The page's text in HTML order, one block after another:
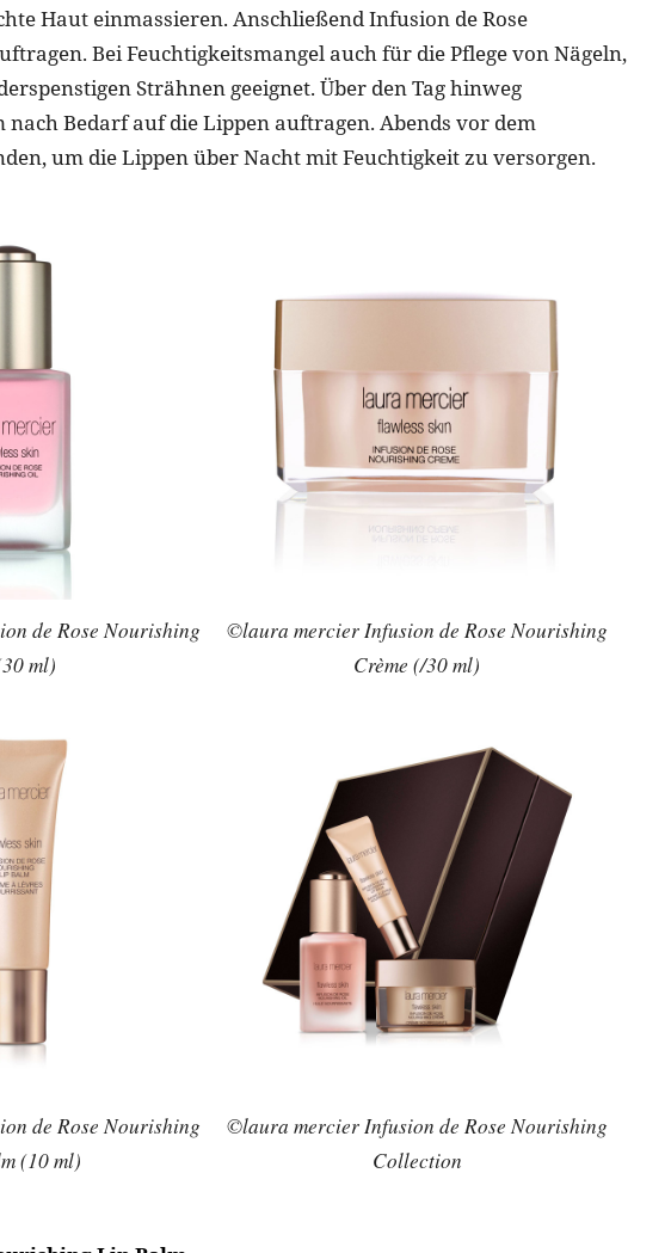
Haut einmassieren. Anschließend Infusion de Rose
Bei Feuchtigkeitsmangel auch für die Pflege von Nägeln,
Strähnen geeignet. Über den Tag hinweg
Bedarf auf die Lippen auftragen. Abends vor dem
um die Lippen über Nacht mit Feuchtigkeit zu versorgen.
de Rose Nourishing
ml)
©laura mercier Infusion de Rose Nourishing
Crème (/30 ml)
de Rose Nourishing
(10 ml)
©laura mercier Infusion de Rose Nourishing
Collection